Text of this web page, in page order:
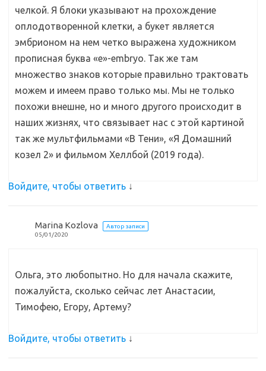
челкой. Я блоки указывают на прохождение
оплодотворенной клетки, а букет является
эмбрионом на нем четко выражена художником
прописная буква «е»-embryo. Так же там
множество знаков которые правильно трактовать
можем и имеем право только мы. Мы не только
похожи внешне, но и много другого происходит в
наших жизнях, что связывает нас с этой картиной
так же мультфильмами «В Тени», «Я Домашний
козел 2» и фильмом Хеллбой (2019 года).
Войдите, чтобы ответить ↓
Marina Kozlova
Автор записи
05/01/2020
Ольга, это любопытно. Но для начала скажите,
пожалуйста, сколько сейчас лет Анастасии,
Тимофею, Егору, Артему?
Войдите, чтобы ответить ↓